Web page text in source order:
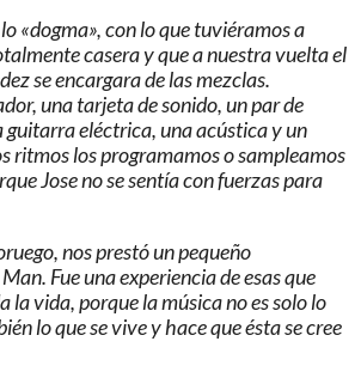
«dogma», con lo que tuviéramos a
casera y que a nuestra vuelta el
se encargara de las mezclas.
una tarjeta de sonido, un par de
guitarra eléctrica, una acústica y un
ritmos los programamos o sampleamos
Jose no se sentía con fuerzas para
nos prestó un pequeño
Fue una experiencia de esas que
la vida, porque la música no es solo lo
lo que se vive y hace que ésta se cree